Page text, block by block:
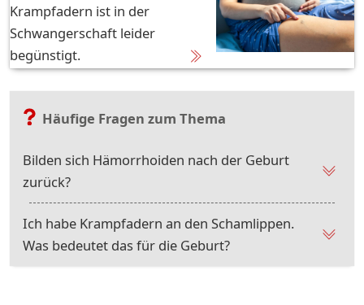
Krampfadern ist in der
Schwangerschaft leider
begünstigt.
Häufige Fragen zum Thema
Bilden sich Hämorrhoiden nach der Geburt
zurück?
Ich habe Krampfadern an den Schamlippen.
Was bedeutet das für die Geburt?